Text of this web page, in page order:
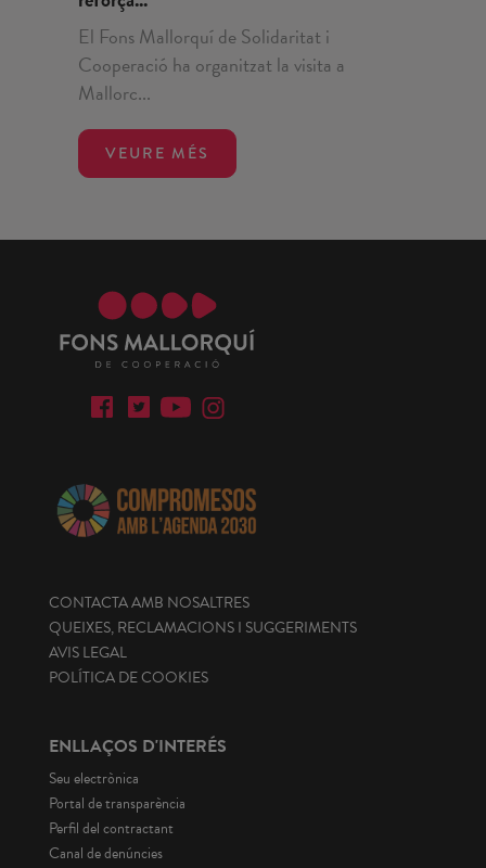
El Fons Mallorquí de Solidaritat i
Cooperació ha organitzat la visita a
Mallorc...
VEURE MÉS
CONTACTA AMB NOSALTRES
QUEIXES, RECLAMACIONS I SUGGERIMENTS
AVIS LEGAL
POLÍTICA DE COOKIES
ENLLAÇOS D'INTERÉS
Seu electrònica
Portal de transparència
Perfil del contractant
Canal de denúncies